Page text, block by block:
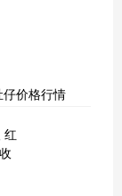
价格行情